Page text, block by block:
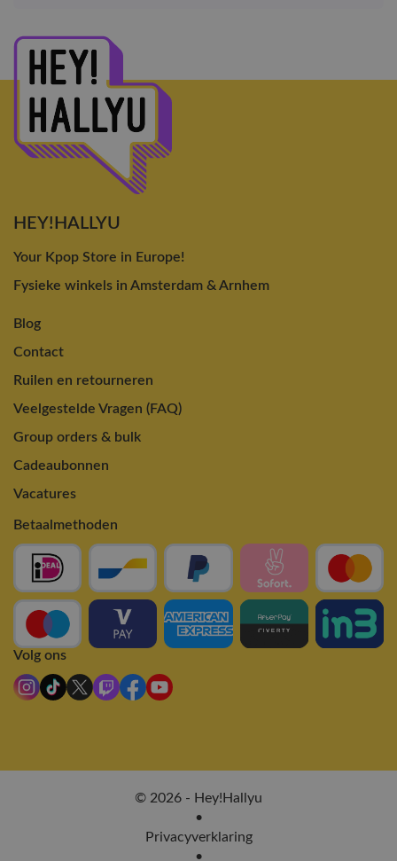
HEY!HALLYU
Your Kpop Store in Europe!
Fysieke winkels in Amsterdam & Arnhem
Blog
Contact
Ruilen en retourneren
Veelgestelde Vragen (FAQ)
Group orders & bulk
Cadeaubonnen
Vacatures
Betaalmethoden
Volg ons
© 2026 - Hey!Hallyu
•
Privacyverklaring
•